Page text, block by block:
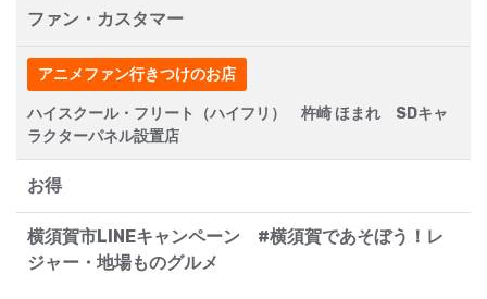
ファン・カスタマー
アニメファン行きつけのお店
ハイスクール・フリート（ハイフリ） 杵崎 ほまれ SDキャ
ラクターパネル設置店
お得
横須賀市LINEキャンペーン #横須賀であそぼう！レ
ジャー・地場ものグルメ